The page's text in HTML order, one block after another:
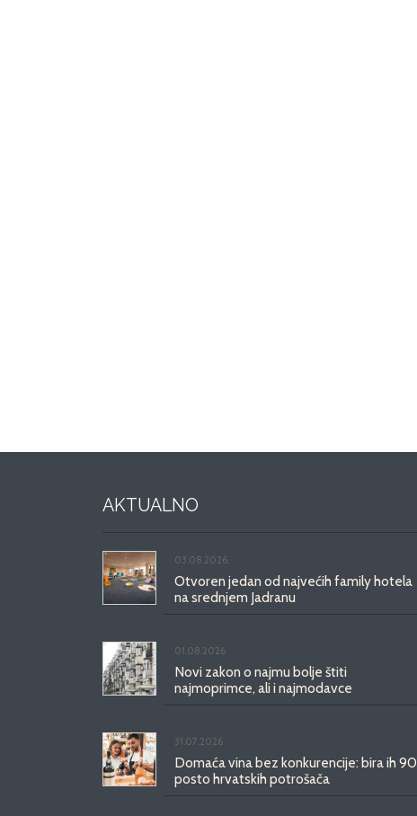
AKTUALNO
03.08.2026.
Otvoren jedan od najvećih family hotela
na srednjem Jadranu
01.08.2026.
Novi zakon o najmu bolje štiti
najmoprimce, ali i najmodavce
31.07.2026.
Domaća vina bez konkurencije: bira ih 90
posto hrvatskih potrošača